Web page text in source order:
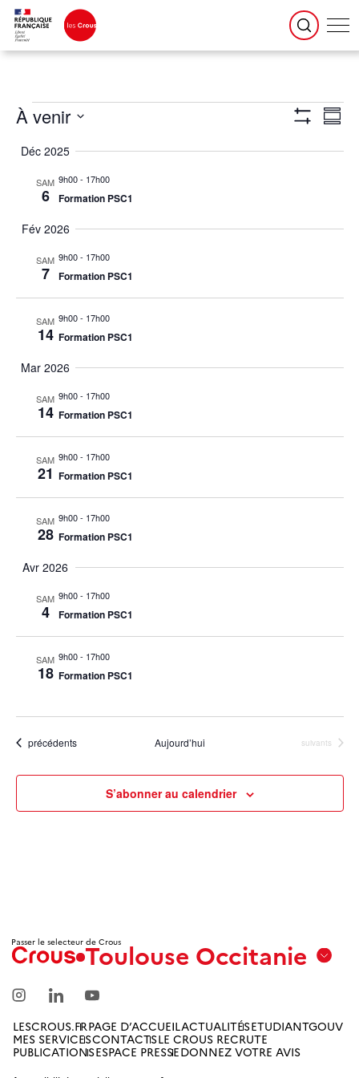
Évènements Navigation
par
consultations
Filtres
de
vues
Résumé
À venir
date
Déc 2025
SAM
6
9h00- 17h00
Formation PSC1
Fév 2026
SAM
7
9h00- 17h00
Formation PSC1
SAM
14
9h00- 17h00
Formation PSC1
Mar 2026
SAM
14
9h00- 17h00
Formation PSC1
SAM
21
9h00- 17h00
Formation PSC1
SAM
28
9h00- 17h00
Formation PSC1
Avr 2026
SAM
4
9h00- 17h00
Formation PSC1
SAM
18
9h00- 17h00
Formation PSC1
Évènements
précédents Aujourd’hui Évènements
suivants
S’abonner au calendrier
Passer le selecteur de CrousToulouse Occitanie
Marseille
Amiens
LESCROUS.FRPAGE D’ACCUEILACTUALITÉSETUDIANTGOUV
MES SERVICESCONTACTSLE CROUS RECRUTE
PUBLICATIONSESPACE PRESSEDONNEZ VOTRE AVIS